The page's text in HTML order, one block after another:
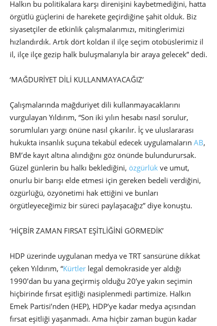
Halkın bu politikalara karşı direnişini kaybetmediğini, hatta
örgütlü güçlerini de harekete geçirdiğine şahit olduk. Biz
siyasetçiler de etkinlik çalışmalarımızı, mitinglerimizi
hızlandırdık. Artık dört koldan il ilçe seçim otobüslerimiz il
il, ilçe ilçe gezip halk buluşmalarıyla bir araya gelecek” dedi.
‘MAĞDURİYET DİLİ KULLANMAYACAĞIZ’
Çalışmalarında mağduriyet dili kullanmayacaklarını
vurgulayan Yıldırım, “Son iki yılın hesabı nasıl sorulur,
sorumluları yargı önüne nasıl çıkarılır. İç ve uluslararası
hukukta insanlık suçuna tekabül edecek uygulamaların AB,
BM’de kayıt altına alındığını göz önünde bulundurursak.
Güzel günlerin bu halkı beklediğini, özgürlük ve umut,
onurlu bir barışı elde etmesi için gereken bedeli verdiğini,
özgürlüğü, özyönetimi hak ettiğini ve bunları
örgütleyeceğimiz bir süreci paylaşacağız” diye konuştu.
‘HİÇBİR ZAMAN FIRSAT EŞİTLİĞİNİ GÖRMEDİK’
HDP üzerinde uygulanan medya ve TRT sansürüne dikkat
çeken Yıldırım, “Kürtler legal demokraside yer aldığı
1990’dan bu yana geçirmiş olduğu 20’ye yakın seçimin
hiçbirinde fırsat eşitliği nasiplenmedi partimize. Halkın
Emek Partisi’nden (HEP), HDP’ye kadar medya açısından
fırsat eşitliği yaşanmadı. Ama hiçbir zaman bugün kadar